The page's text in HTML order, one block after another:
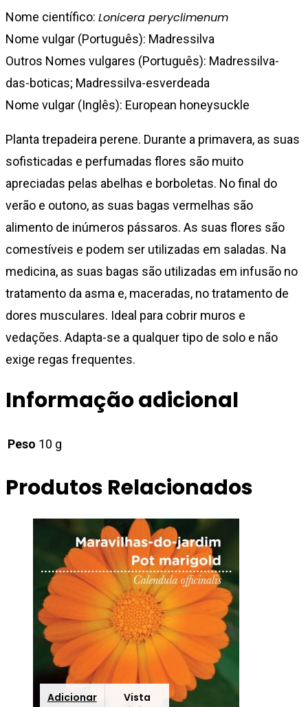
Nome científico: Lonicera peryclimenum
Nome vulgar (Português): Madressilva
Outros Nomes vulgares (Português): Madressilva-
das-boticas; Madressilva-esverdeada
Nome vulgar (Inglês): European honeysuckle
Planta trepadeira perene. Durante a primavera, as suas
sofisticadas e perfumadas flores são muito
apreciadas pelas abelhas e borboletas. No final do
verão e outono, as suas bagas vermelhas são
alimento de inúmeros pássaros. As suas flores são
comestíveis e podem ser utilizadas em saladas. Na
medicina, as suas bagas são utilizadas em infusão no
tratamento da asma e, maceradas, no tratamento de
dores musculares. Ideal para cobrir muros e
vedações. Adapta-se a qualquer tipo de solo e não
exige regas frequentes.
Informação adicional
Peso 10 g
Produtos Relacionados
Adicionar
Vista